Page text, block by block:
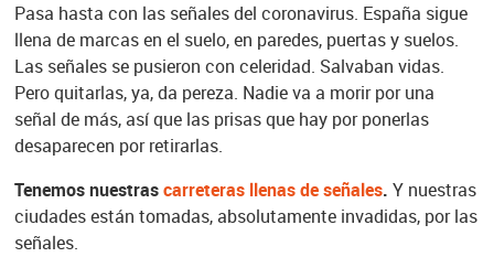
Pasa hasta con las señales del coronavirus. España sigue
llena de marcas en el suelo, en paredes, puertas y suelos.
Las señales se pusieron con celeridad. Salvaban vidas.
Pero quitarlas, ya, da pereza. Nadie va a morir por una
señal de más, así que las prisas que hay por ponerlas
desaparecen por retirarlas.
Tenemos nuestrascarreteras llenas de señales. Y nuestras
ciudades están tomadas, absolutamente invadidas, por las
señales.